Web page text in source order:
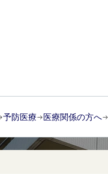
予防医療 医療関係の方へ